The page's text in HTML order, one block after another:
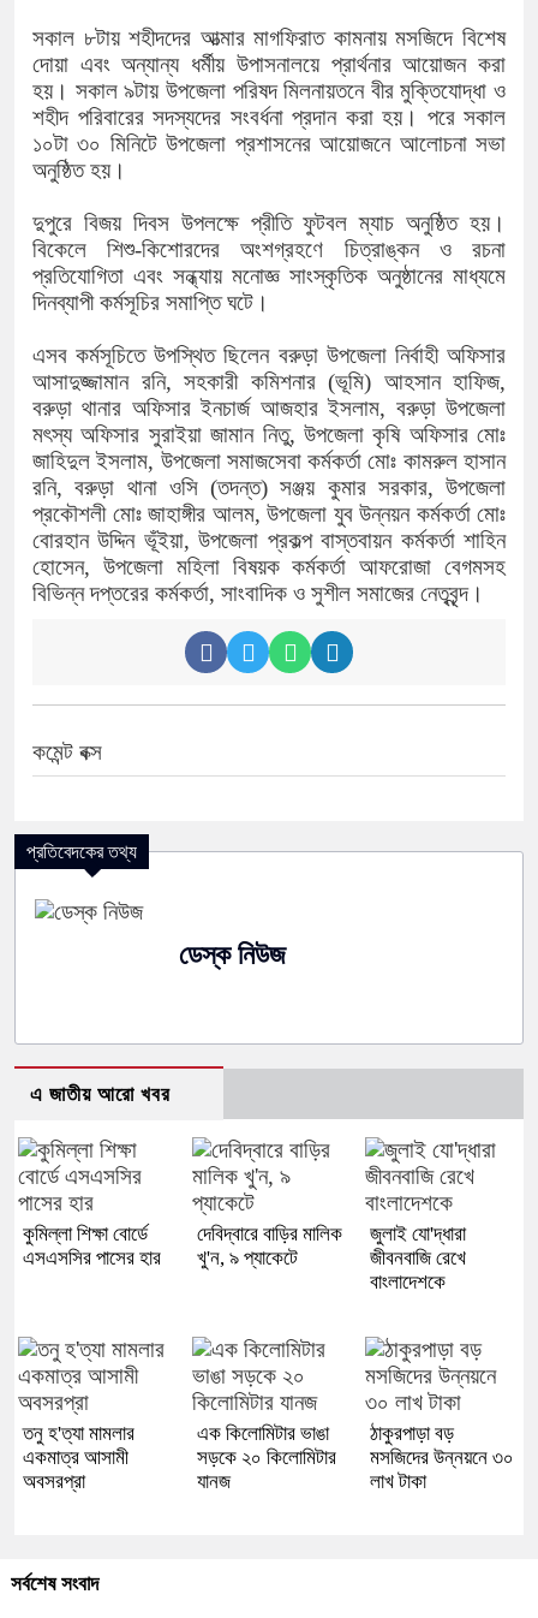
সকাল ৮টায় শহীদদের আত্মার মাগফিরাত কামনায় মসজিদে বিশেষ
দোয়া এবং অন্যান্য ধর্মীয় উপাসনালয়ে প্রার্থনার আয়োজন করা
হয়। সকাল ৯টায় উপজেলা পরিষদ মিলনায়তনে বীর মুক্তিযোদ্ধা ও
শহীদ পরিবারের সদস্যদের সংবর্ধনা প্রদান করা হয়। পরে সকাল
১০টা ৩০ মিনিটে উপজেলা প্রশাসনের আয়োজনে আলোচনা সভা
অনুষ্ঠিত হয়।
দুপুরে বিজয় দিবস উপলক্ষে প্রীতি ফুটবল ম্যাচ অনুষ্ঠিত হয়।
বিকেলে শিশু-কিশোরদের অংশগ্রহণে চিত্রাঙ্কন ও রচনা
প্রতিযোগিতা এবং সন্ধ্যায় মনোজ্ঞ সাংস্কৃতিক অনুষ্ঠানের মাধ্যমে
দিনব্যাপী কর্মসূচির সমাপ্তি ঘটে।
এসব কর্মসূচিতে উপস্থিত ছিলেন বরুড়া উপজেলা নির্বাহী অফিসার
আসাদুজ্জামান রনি, সহকারী কমিশনার (ভূমি) আহসান হাফিজ,
বরুড়া থানার অফিসার ইনচার্জ আজহার ইসলাম, বরুড়া উপজেলা
মৎস্য অফিসার সুরাইয়া জামান নিতু, উপজেলা কৃষি অফিসার মোঃ
জাহিদুল ইসলাম, উপজেলা সমাজসেবা কর্মকর্তা মোঃ কামরুল হাসান
রনি, বরুড়া থানা ওসি (তদন্ত) সঞ্জয় কুমার সরকার, উপজেলা
প্রকৌশলী মোঃ জাহাঙ্গীর আলম, উপজেলা যুব উন্নয়ন কর্মকর্তা মোঃ
বোরহান উদ্দিন ভূঁইয়া, উপজেলা প্রকল্প বাস্তবায়ন কর্মকর্তা শাহিন
হোসেন, উপজেলা মহিলা বিষয়ক কর্মকর্তা আফরোজা বেগমসহ
বিভিন্ন দপ্তরের কর্মকর্তা, সাংবাদিক ও সুশীল সমাজের নেতৃবৃন্দ।
কমেন্ট বক্স
প্রতিবেদকের তথ্য
ডেস্ক নিউজ
এ জাতীয় আরো খবর
কুমিল্লা শিক্ষা বোর্ডে
এসএসসির পাসের হার
দেবিদ্বারে বাড়ির মালিক
খু'ন, ৯ প্যাকেটে
জুলাই যো'দ্ধারা
জীবনবাজি রেখে
বাংলাদেশকে
তনু হ'ত্যা মামলার
একমাত্র আসামী
অবসরপ্রা
এক কিলোমিটার ভাঙা
সড়কে ২০ কিলোমিটার
যানজ
ঠাকুরপাড়া বড়
মসজিদের উন্নয়নে ৩০
লাখ টাকা
সর্বশেষ সংবাদ